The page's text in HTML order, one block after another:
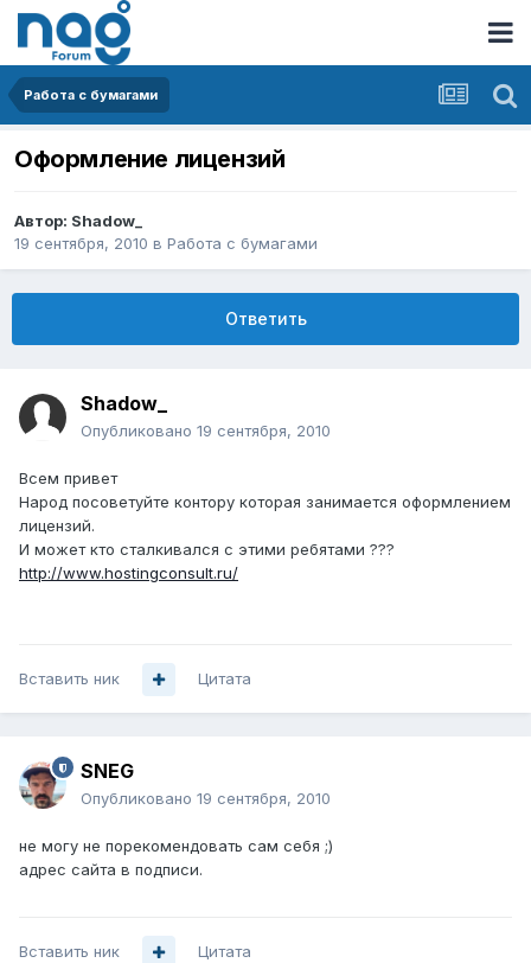
Работа с бумагами
Оформление лицензий
Автор: Shadow_
19 сентября, 2010 в Работа с бумагами
Ответить
Shadow_
Опубликовано 19 сентября, 2010
Всем привет
Народ посоветуйте контору которая занимается оформлением
лицензий.
И может кто сталкивался с этими ребятами ???
http://www.hostingconsult.ru/
Вставить ник Цитата
SNEG
Опубликовано 19 сентября, 2010
не могу не порекомендовать сам себя ;)
адрес сайта в подписи.
Вставить ник Цитата